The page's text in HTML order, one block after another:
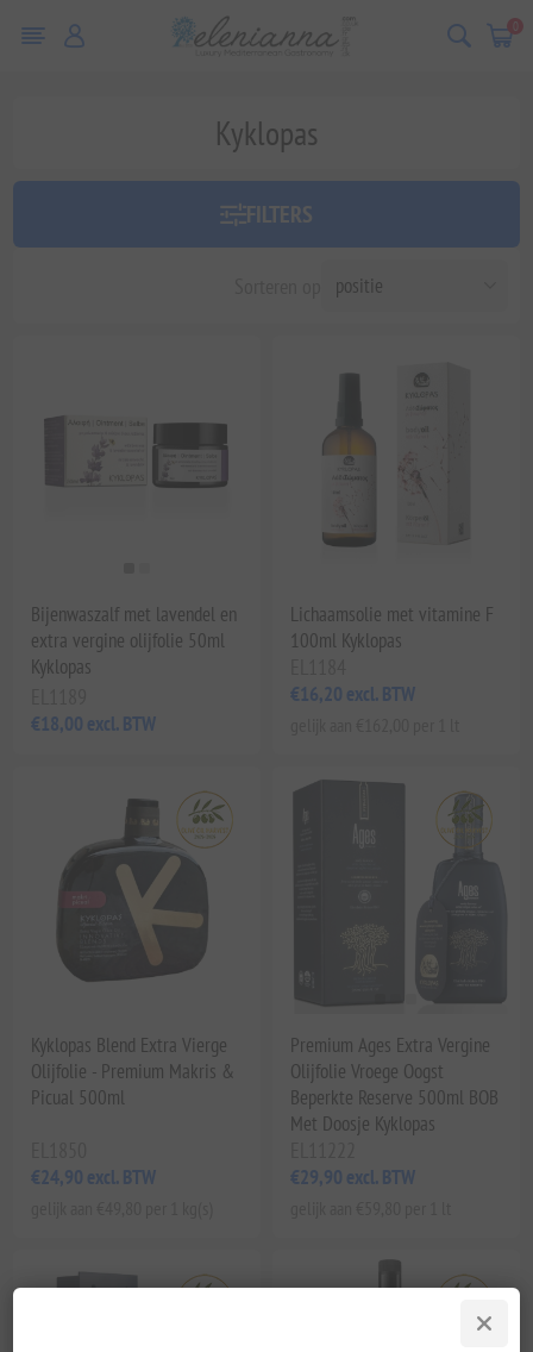
0
Kyklopas
FILTERS
Bijenwaszalf met lavendel en
extra vergine olijfolie 50ml
Kyklopas
€18,00 excl. BTW
Lichaamsolie met vitamine F
100ml Kyklopas
€16,20 excl. BTW
Kyklopas Blend Extra Vierge
Olijfolie - Premium Makris &
Picual 500ml
€24,90 excl. BTW
Premium Ages Extra Vergine
Olijfolie Vroege Oogst
Beperkte Reserve 500ml BOB
Met Doosje Kyklopas
€29,90 excl. BTW